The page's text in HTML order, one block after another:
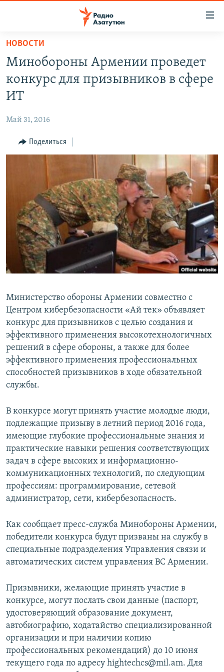
Перейти
основному
содержанию
Перейти
основной
Перейти
ПОЛИТИКА
ЭКОНОМИКА
РЕГИОН
КУЛЬТУРА
СПОРТ
АРХИВ
Հայերեն
English
Все сайты Радио Азатутюн
НОВОСТИ
Минобороны Армении проведет
конкурс для призывников в сфере
ИТ
Май 31, 2016
Поделиться
Министерство обороны Армении совместно с
Центром кибербезопасности «Ай тек» объявляет
конкурс для призывников с целью создания и
эффективного применения высокотехнологичных
решений в сфере обороны, а также для более
эффективного применения профессиональных
способностей призывников в ходе обязательной
службы.
В конкурсе могут принять участие молодые люди,
подлежащие призыву в летний период 2016 года,
имеющие глубокие профессиональные знания и
практические навыки решения соответствующих
задач в сфере высоких и информационно-
коммуникационных технологий, по следующим
профессиям: программирование, сетевой
администратор, сети, кибербезопасность.
Как сообщает пресс-служба Минобороны Армении,
победители конкурса будут призваны на службу в
специальные подразделения Управления связи и
автоматических систем управления ВС Армении.
Призывники, желающие принять участие в
конкурсе, могут послать свои данные (паспорт,
удостоверяющий образование документ,
автобиографию, ходатайство специализированной
организации и при наличии копию
профессиональных рекомендаций) до 10 июня
текущего года по адресу hightechcs@mil.am. Для